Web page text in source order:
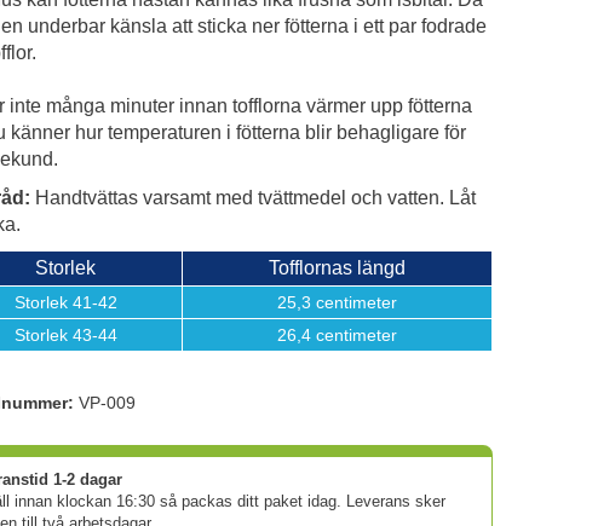
underbar känsla att sticka ner fötterna i ett par fodrade
inte många minuter innan tofflorna värmer upp fötterna
känner hur temperaturen i fötterna blir behagligare för
Handtvättas varsamt med tvättmedel och vatten. Låt
Storlek Tofflornas längd
Storlek 41-42
25,3 centimeter
Storlek 43-44
26,4 centimeter
VP-009
1-2 dagar
innan klockan 16:30 så packas ditt paket idag. Leverans sker